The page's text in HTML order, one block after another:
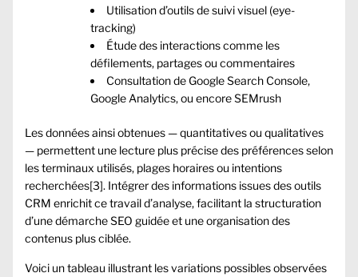
Utilisation d’outils de suivi visuel (eye-
tracking)
Étude des interactions comme les
défilements, partages ou commentaires
Consultation de Google Search Console,
Google Analytics, ou encore SEMrush
Les données ainsi obtenues — quantitatives ou qualitatives
— permettent une lecture plus précise des préférences selon
les terminaux utilisés, plages horaires ou intentions
recherchées[3]. Intégrer des informations issues des outils
CRM enrichit ce travail d’analyse, facilitant la structuration
d’une démarche SEO guidée et une organisation des
contenus plus ciblée.
Voici un tableau illustrant les variations possibles observées